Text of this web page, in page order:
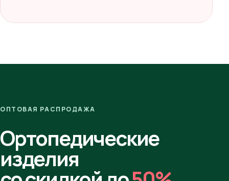
ОПТОВАЯ РАСПРОДАЖА
Ортопедические
изделия